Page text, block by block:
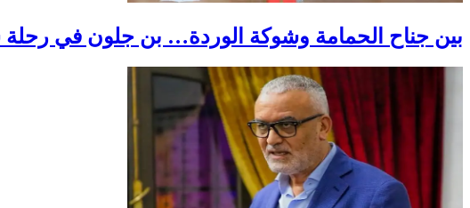
بين جناح الحمامة وشوكة الوردة… بن جلون في رحلة